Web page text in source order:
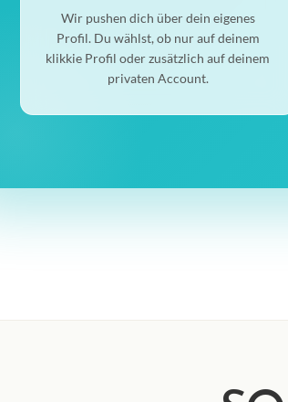
Wir pushen dich über dein eigenes
Profil. Du wählst, ob nur auf deinem
klikkie Profil oder zusätzlich auf deinem
privaten Account.